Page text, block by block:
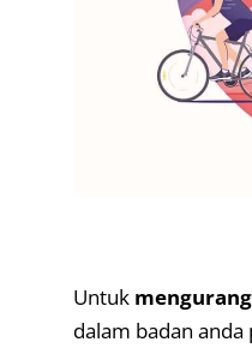
Untuk
dalam badan